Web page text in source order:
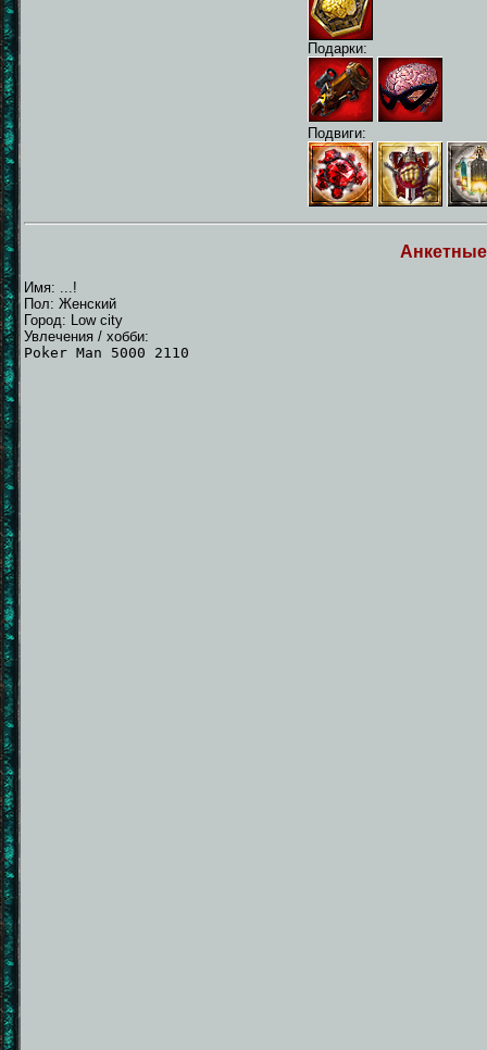
Подарки:
Подвиги:
Имя: ...!
Пол: Женский
Город: Low city
Увлечения / хобби:
Poker Man 5000 2110